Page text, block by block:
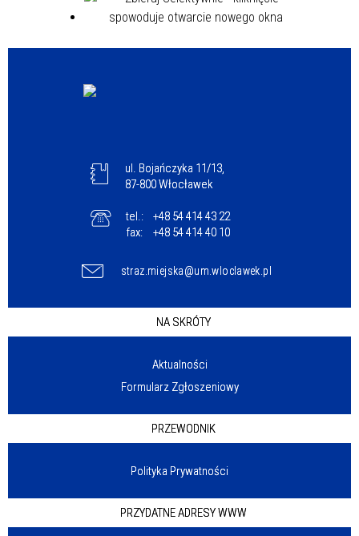
ul. Bojańczyka 11/13,
87-800 Włocławek
tel.:
+48 54 414 43 22
fax:
+48 54 414 40 10
straz.miejska@um.wloclawek.pl
NA SKRÓTY
Aktualności
Formularz Zgłoszeniowy
PRZEWODNIK
Polityka Prywatności
PRZYDATNE ADRESY WWW